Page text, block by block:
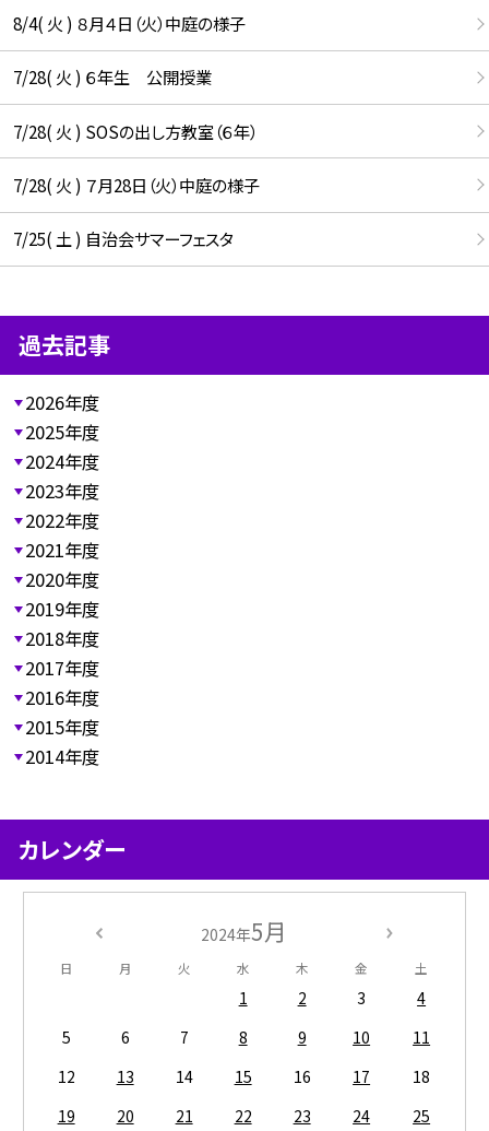
8/4( 火 ) ８月４日（火）中庭の様子
7/28( 火 ) ６年生 公開授業
7/28( 火 ) SOSの出し方教室（６年）
7/28( 火 ) ７月28日（火）中庭の様子
7/25( 土 ) 自治会サマーフェスタ
過去記事
2026年度
2025年度
2024年度
2023年度
2022年度
2021年度
2020年度
2019年度
2018年度
2017年度
2016年度
2015年度
2014年度
カレンダー
2024年5月
日 月 火 水 木 金 土
1 2 3
4
5
6 7 8 9 10
11
12
13 14 15 16 17
18
19
20 21 22 23 24
25